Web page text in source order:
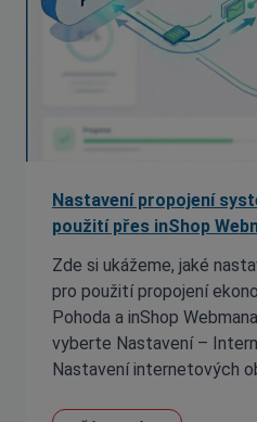
Nastavení propojení
použití přes inShop
Zde si ukážeme, jaké
pro použití propojení
Pohoda a inShop
vyberte Nastavení –
Nastavení internetových